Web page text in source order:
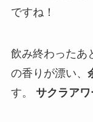
ですね！
飲み終わったあ
の香りが漂い、
す。 サクラアワ